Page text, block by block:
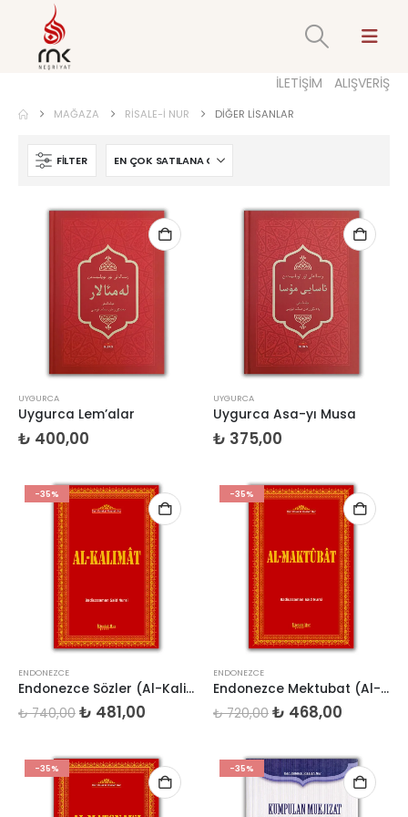
İLETİŞİM ALIŞVERİŞ
MAĞAZA RISALE-I NUR DIĞER LISANLAR
FILTER
UYGURCA
Uygurca Lem’alar
₺ 400,00
UYGURCA
Uygurca Asa-yı Musa
₺ 375,00
-35%
ENDONEZCE
Endonezce Sözler (Al-Kalimat)
₺740,00 Orijinal
fiyat:
₺ 481,00
₺ 481,00.
-35%
ENDONEZCE
Endonezce Mektubat (Al-Maktubat)
₺720,00 Orijinal
fiyat:
₺ 468,00
₺
-35% -35%